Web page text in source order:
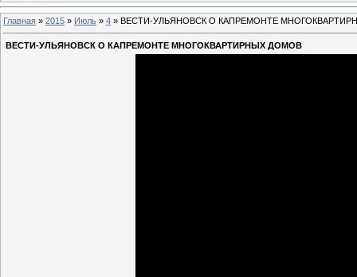
Главная » 2015 » Июль » 4 » ВЕСТИ-УЛЬЯНОВСК О КАПРЕМОНТЕ
ВЕСТИ-УЛЬЯНОВСК О КАПРЕМОНТЕ МНОГОКВАРТИРНЫХ ДОМОВ